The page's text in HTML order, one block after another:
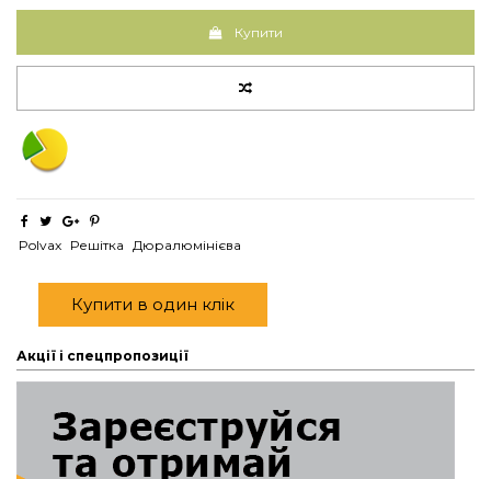
Купити
Polvax Решітка Дюралюмінієва
Купити в один клік
Акції і спецпропозиції